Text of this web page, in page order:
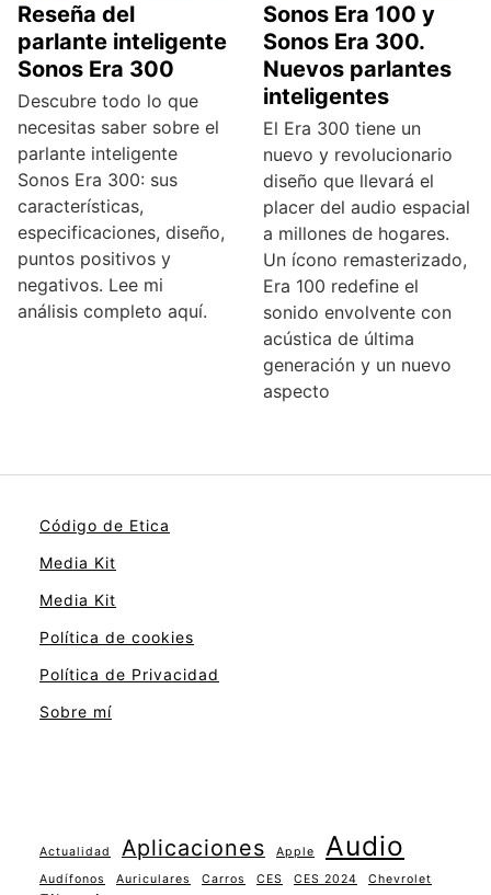
Reseña del
parlante inteligente
Sonos Era 300
Descubre todo lo que
necesitas saber sobre el
parlante inteligente
Sonos Era 300: sus
características,
especificaciones, diseño,
puntos positivos y
negativos. Lee mi
análisis completo aquí.
Sonos Era 100 y
Sonos Era 300.
Nuevos parlantes
inteligentes
El Era 300 tiene un
nuevo y revolucionario
diseño que llevará el
placer del audio espacial
a millones de hogares.
Un ícono remasterizado,
Era 100 redefine el
sonido envolvente con
acústica de última
generación y un nuevo
aspecto
Código de Etica
Media Kit
Media Kit
Política de cookies
Política de Privacidad
Sobre mí
Actualidad Aplicaciones Apple Audio
Audífonos Auriculares Carros CES CES 2024 Chevrolet